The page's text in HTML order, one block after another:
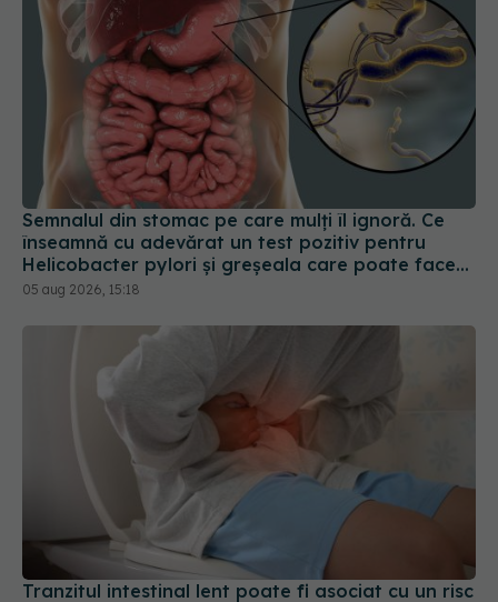
Semnalul din stomac pe care mulți îl ignoră. Ce
înseamnă cu adevărat un test pozitiv pentru
Helicobacter pylori și greșeala care poate face
tratamentul mult mai dificil
05 aug 2026, 15:18
Tranzitul intestinal lent poate fi asociat cu un risc